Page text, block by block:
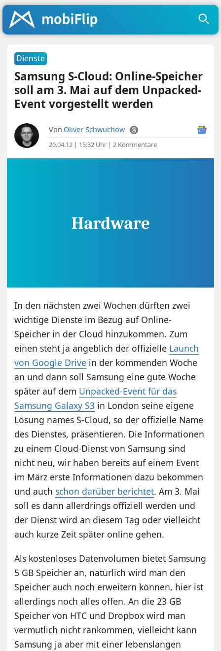
Dienste
Samsung S-Cloud: Online-Speicher
soll am 3. Mai auf dem Unpacked-
Event vorgestellt werden
Von Oliver Schwuchow
20.04.12 | 15:32 Uhr |2 Kommentare
In den nächsten zwei Wochen dürften zwei
wichtige Dienste im Bezug auf Online-
Speicher in der Cloud hinzukommen. Zum
einen steht ja angeblich der offizielle Launch
von Google Drive in der kommenden Woche
an und dann soll Samsung eine gute Woche
später auf dem Unpacked-Event für das
Samsung Galaxy S3 in London seine eigene
Lösung names S-Cloud, so der offizielle Name
des Dienstes, präsentieren. Die Informationen
zu einem Cloud-Dienst von Samsung sind
nicht neu, wir haben bereits auf einem Event
im März erste Informationen dazu bekommen
und auch schon darüber berichtet. Am 3. Mai
soll es dann allerdrings offiziell werden und
der Dienst wird an diesem Tag oder vielleicht
auch kurze Zeit später online gehen.
Als kostenloses Datenvolumen bietet Samsung
5 GB Speicher an, natürlich wird man den
Speicher auch noch erweitern können, hier ist
allerdings noch alles offen. An die 23 GB
Speicher von HTC und Dropbox wird man
vermutlich nicht rankommen, vielleicht kann
Samsung ja aber mit einer lebenslangen